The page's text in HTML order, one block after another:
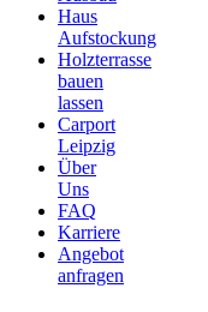
Haus
Aufstockung
Holzterrasse
bauen
lassen
Carport
Leipzig
Über
Uns
FAQ
Karriere
Angebot
anfragen